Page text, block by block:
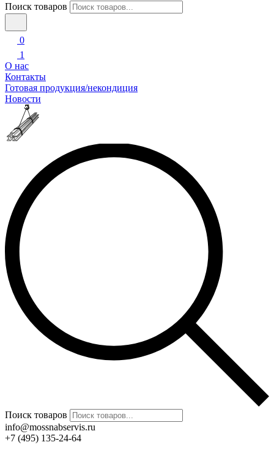
Поиск товаров
0
1
О нас
Контакты
Готовая продукция/некондиция
Новости
Поиск товаров
info@mossnabservis.ru
+7 (495) 135-24-64